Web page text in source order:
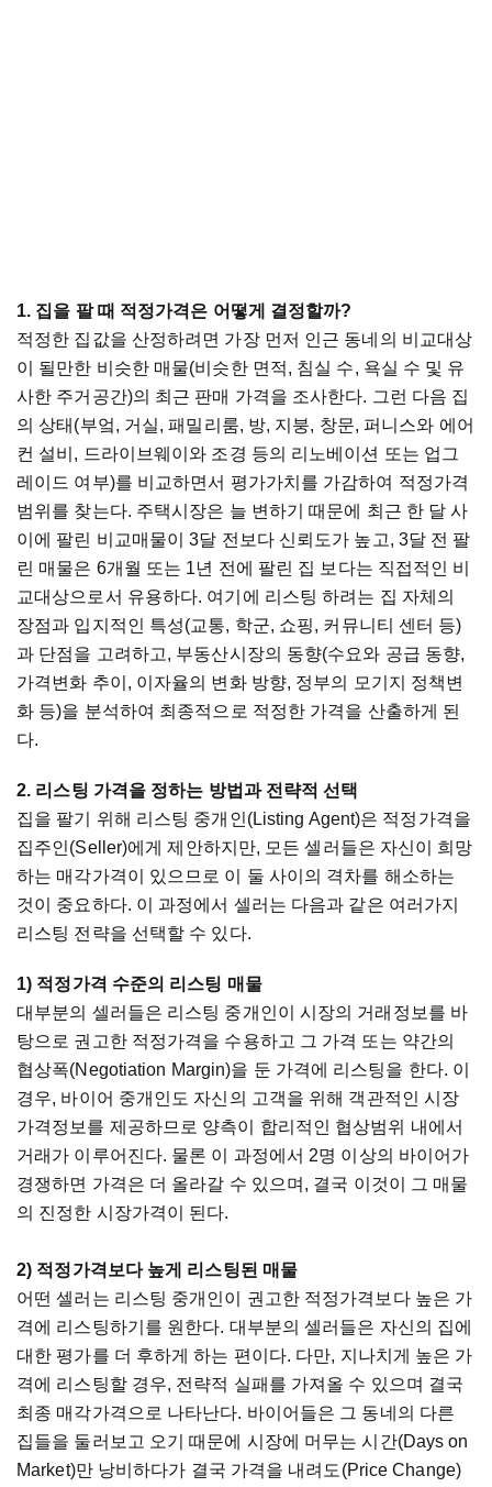
1. 집을 팔 때 적정가격은 어떻게 결정할까?
적정한 집값을 산정하려면 가장 먼저 인근 동네의 비교대상
이 될만한 비슷한 매물(비슷한 면적, 침실 수, 욕실 수 및 유
사한 주거공간)의 최근 판매 가격을 조사한다. 그런 다음 집
의 상태(부엌, 거실, 패밀리룸, 방, 지붕, 창문, 퍼니스와 에어
컨 설비, 드라이브웨이와 조경 등의 리노베이션 또는 업그
레이드 여부)를 비교하면서 평가가치를 가감하여 적정가격
범위를 찾는다. 주택시장은 늘 변하기 때문에 최근 한 달 사
이에 팔린 비교매물이 3달 전보다 신뢰도가 높고, 3달 전 팔
린 매물은 6개월 또는 1년 전에 팔린 집 보다는 직접적인 비
교대상으로서 유용하다. 여기에 리스팅 하려는 집 자체의
장점과 입지적인 특성(교통, 학군, 쇼핑, 커뮤니티 센터 등)
과 단점을 고려하고, 부동산시장의 동향(수요와 공급 동향,
가격변화 추이, 이자율의 변화 방향, 정부의 모기지 정책변
화 등)을 분석하여 최종적으로 적정한 가격을 산출하게 된
다.
2. 리스팅 가격을 정하는 방법과 전략적 선택
집을 팔기 위해 리스팅 중개인(Listing Agent)은 적정가격을
집주인(Seller)에게 제안하지만, 모든 셀러들은 자신이 희망
하는 매각가격이 있으므로 이 둘 사이의 격차를 해소하는
것이 중요하다. 이 과정에서 셀러는 다음과 같은 여러가지
리스팅 전략을 선택할 수 있다.
1) 적정가격 수준의 리스팅 매물
대부분의 셀러들은 리스팅 중개인이 시장의 거래정보를 바
탕으로 권고한 적정가격을 수용하고 그 가격 또는 약간의
협상폭(Negotiation Margin)을 둔 가격에 리스팅을 한다. 이
경우, 바이어 중개인도 자신의 고객을 위해 객관적인 시장
가격정보를 제공하므로 양측이 합리적인 협상범위 내에서
거래가 이루어진다. 물론 이 과정에서 2명 이상의 바이어가
경쟁하면 가격은 더 올라갈 수 있으며, 결국 이것이 그 매물
의 진정한 시장가격이 된다.
2) 적정가격보다 높게 리스팅된 매물
어떤 셀러는 리스팅 중개인이 권고한 적정가격보다 높은 가
격에 리스팅하기를 원한다. 대부분의 셀러들은 자신의 집에
대한 평가를 더 후하게 하는 편이다. 다만, 지나치게 높은 가
격에 리스팅할 경우, 전략적 실패를 가져올 수 있으며 결국
최종 매각가격으로 나타난다. 바이어들은 그 동네의 다른
집들을 둘러보고 오기 때문에 시장에 머무는 시간(Days on
Market)만 낭비하다가 결국 가격을 내려도(Price Change)